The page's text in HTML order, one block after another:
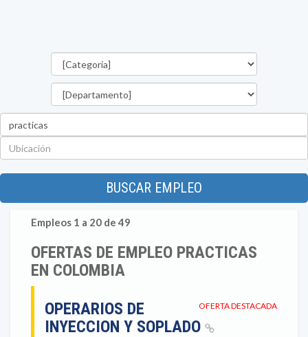
BUSCAR EMPLEO
Empleos 1 a 20 de 49
OFERTAS DE EMPLEO PRACTICAS
EN COLOMBIA
OFERTA DESTACADA
OPERARIOS DE
INYECCION Y SOPLADO